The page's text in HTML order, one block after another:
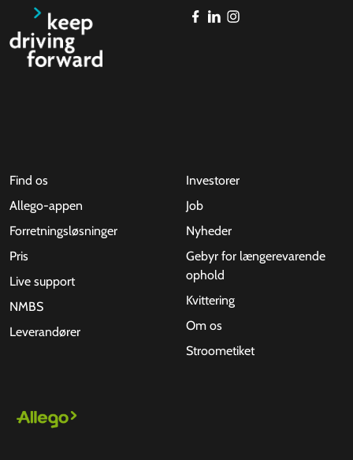
Find os
Allego-appen
Forretningsløsninger
Pris
Live support
NMBS
Leverandører
Investorer
Job
Nyheder
Gebyr for længerevarende
ophold
Kvittering
Om os
Stroometiket